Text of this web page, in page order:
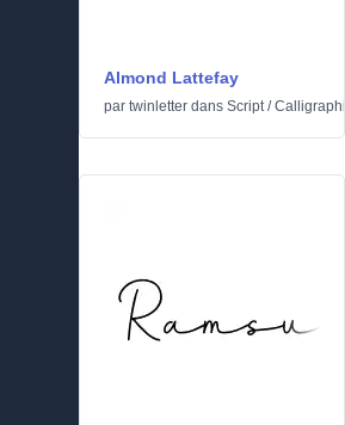
Almond Lattefay
par twinletter dans Script/